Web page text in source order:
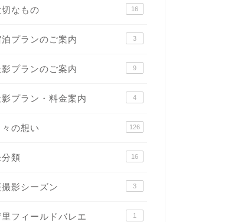
切なもの 16
プランのご案内 3
プランのご案内 9
影プラン・料金案内 4
々の想い 126
分類 16
影シーズン 3
里フィールドバレエ 1